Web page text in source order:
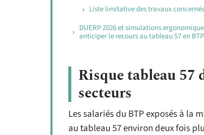
Liste limitative des travaux concernés
DUERP 2026 et simulations
anticiper le recours au tableau 57 en BTP
Risque tableau 57
secteurs
Les salariés du BTP exposés à la
au tableau 57 environ deux fois